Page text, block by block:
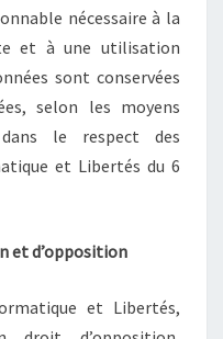
nécessaire à la
et à une utilisation
sont conservées
selon les moyens
le respect des
et Libertés du 6
et d’opposition
et Libertés,